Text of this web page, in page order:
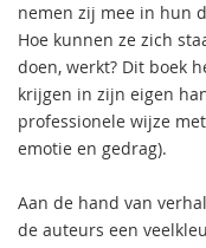
nemen zij mee in hun
Hoe kunnen ze zich
doen, werkt? Dit boek
krijgen in zijn eigen
professionele wijze
emotie en gedrag).
Aan de hand van
de auteurs een